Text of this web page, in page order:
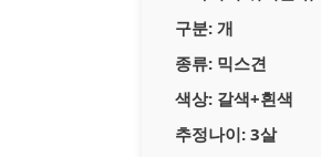
구분: 개
종류: 믹스견
색상: 갈색+흰색
추정나이: 3살